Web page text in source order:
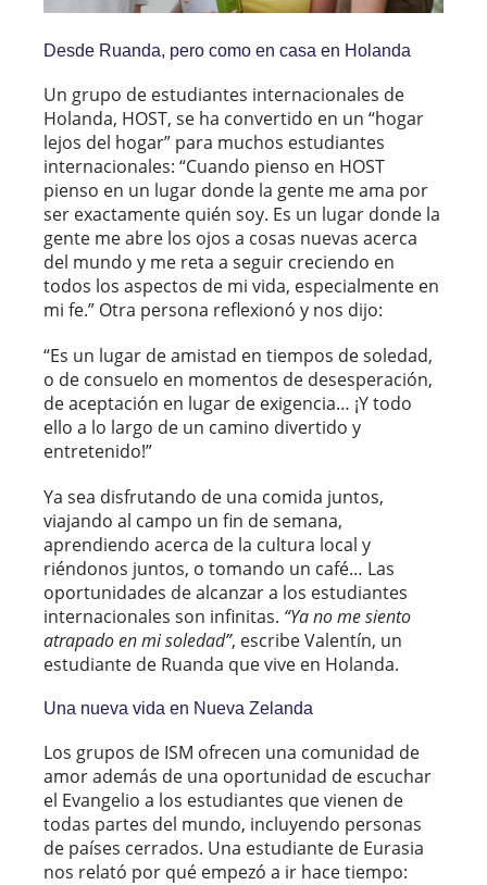
Desde Ruanda, pero como en casa en Holanda
Un grupo de estudiantes internacionales de
Holanda, HOST, se ha convertido en un “hogar
lejos del hogar” para muchos estudiantes
internacionales: “Cuando pienso en HOST
pienso en un lugar donde la gente me ama por
ser exactamente quién soy. Es un lugar donde la
gente me abre los ojos a cosas nuevas acerca
del mundo y me reta a seguir creciendo en
todos los aspectos de mi vida, especialmente en
mi fe.” Otra persona reflexionó y nos dijo:
“Es un lugar de amistad en tiempos de soledad,
o de consuelo en momentos de desesperación,
de aceptación en lugar de exigencia… ¡Y todo
ello a lo largo de un camino divertido y
entretenido!”
Ya sea disfrutando de una comida juntos,
viajando al campo un fin de semana,
aprendiendo acerca de la cultura local y
riéndonos juntos, o tomando un café… Las
oportunidades de alcanzar a los estudiantes
internacionales son infinitas. “Ya no me siento
atrapado en mi soledad”, escribe Valentín, un
estudiante de Ruanda que vive en Holanda.
Una nueva vida en Nueva Zelanda
Los grupos de ISM ofrecen una comunidad de
amor además de una oportunidad de escuchar
el Evangelio a los estudiantes que vienen de
todas partes del mundo, incluyendo personas
de países cerrados. Una estudiante de Eurasia
nos relató por qué empezó a ir hace tiempo: